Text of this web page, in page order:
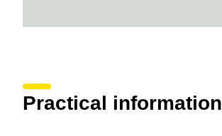
Practical information